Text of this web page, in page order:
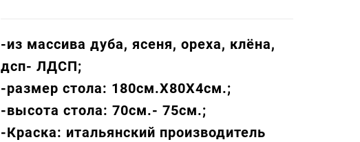
-из массивадуба, ясеня, ореха, клёна,
дсп- ЛДСП;
-размер стола: 180см.Х80Х4см.;
-высота стола: 70см.- 75см.;
-Краска: итальянский производитель